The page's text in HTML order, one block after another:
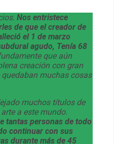
Nos entristece
de que el creador de
el 1 de marzo
agudo, Tenía 68
que aún
creación con gran
muchas cosas
muchos títulos de
a este mundo.
tantas personas de todo
continuar con sus
durante más de 45